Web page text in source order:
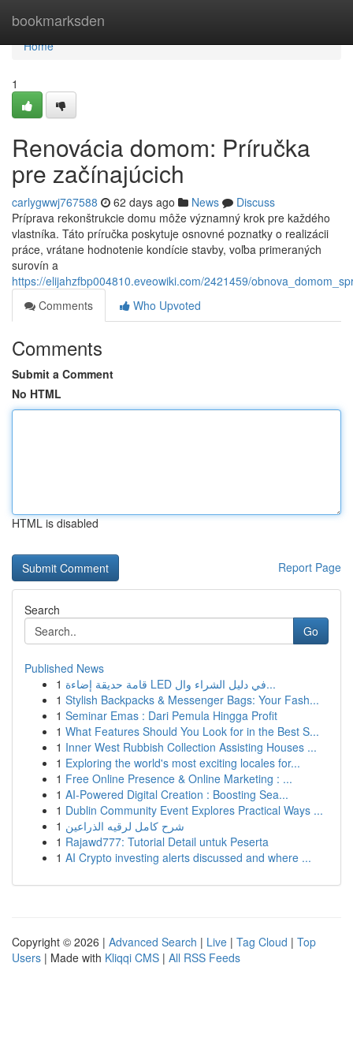
bookmarksden
Home
Home
1
Renovácia domom: Príručka
pre začínajúcich
carlygwwj767588 62 days ago News
Discuss
Príprava rekonštrukcie domu môže významný krok pre každého
vlastníka. Táto príručka poskytuje osnovné poznatky o realizácii
práce, vrátane hodnotenie kondície stavby, voľba primeraných
surovín a
https://elijahzfbp004810.eveowiki.com/2421459/
Comments
Who Upvoted
Comments
Submit a Comment
No HTML
HTML is disabled
Report Page
Search
Go
Published News
1
قامة حديقة إضاءة LED في دليل الشراء وال...
1 Stylish Backpacks & Messenger Bags: Your Fash...
1 Seminar Emas : Dari Pemula Hingga Profit
1 What Features Should You Look for in the Best S...
1 Inner West Rubbish Collection Assisting Houses ...
1 Exploring the world's most exciting locales for...
1 Free Online Presence & Online Marketing : ...
1 AI-Powered Digital Creation : Boosting Sea...
1 Dublin Community Event Explores Practical Ways ...
1 شرح كامل لرقيه الذراعين
1 Rajawd777: Tutorial Detail untuk Peserta
1 AI Crypto investing alerts discussed and where ...
Copyright © 2026 | Advanced Search | Live | Tag Cloud | Top
Users | Made with Kliqqi CMS | All RSS Feeds